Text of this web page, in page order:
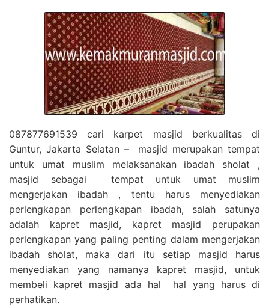
087877691539 cari karpet masjid berkualitas di
Guntur, Jakarta Selatan – masjid merupakan tempat
untuk umat muslim melaksanakan ibadah sholat ,
masjid sebagai tempat untuk umat muslim
mengerjakan ibadah , tentu harus menyediakan
perlengkapan perlengkapan ibadah, salah satunya
adalah kapret masjid, kapret masjid perupakan
perlengkapan yang paling penting dalam mengerjakan
ibadah sholat, maka dari itu setiap masjid harus
menyediakan yang namanya kapret masjid, untuk
membeli kapret masjid ada hal hal yang harus di
perhatikan.